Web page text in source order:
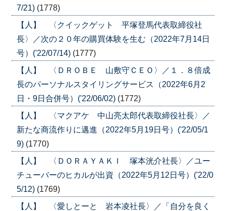
7/21) (1778)
【人】 〈クイックゲット 平塚登馬代表取締役社
長〉／次の２０年の購買体験を生む（2022年7月14日
号）('22/07/14) (1777)
【人】 〈ＤＲＯＢＥ 山敷守ＣＥＯ〉／１．８倍成
長のパーソナルスタイリングサービス（2022年6月2
日・9日合併号）('22/06/02) (1772)
【人】 〈マクアケ 中山亮太郎代表取締役社長〉／
新たな商流作りに邁進（2022年5月19日号）('22/05/1
9) (1770)
【人】 〈ＤＯＲＡＹＡＫＩ 塚本洸介社長〉／ユー
チューバーのヒカルが出資（2022年5月12日号）('22/0
5/12) (1769)
【人】 〈愛しとーと 岩本凌社長〉／「自分を良く